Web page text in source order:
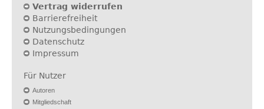
Vertrag widerrufen
Barrierefreiheit
Nutzungsbedingungen
Datenschutz
Impressum
Für Nutzer
Autoren
Mitgliedschaft